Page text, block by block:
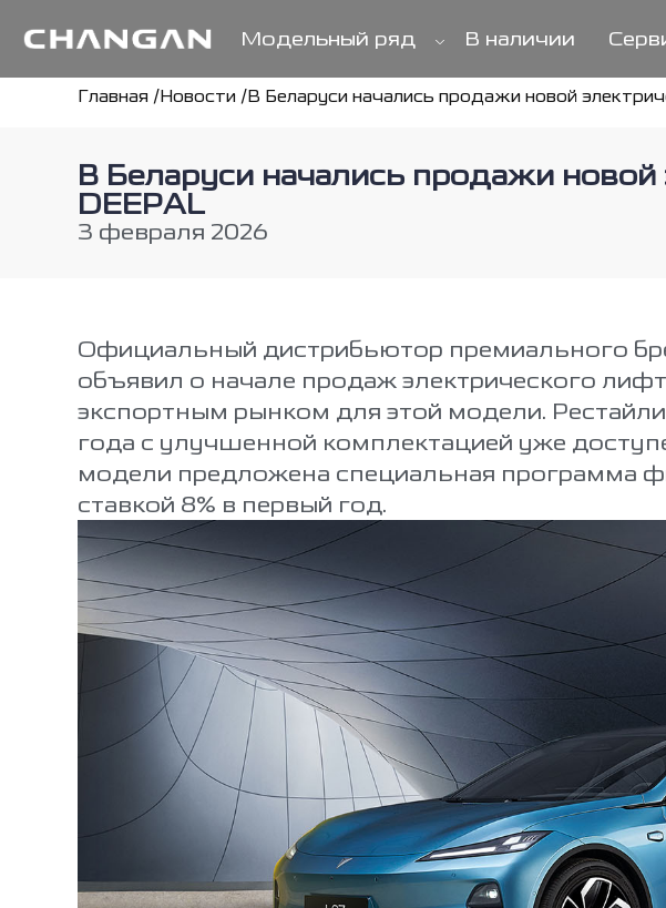
Модельный ряд В наличии
Главная /Новости /В Беларуси начались продажи новой
В Беларуси начались продажи
DEEPAL
3 февраля 2026
Официальный дистрибьютор премиального
объявил о начале продаж электрического
экспортным рынком для этой модели.
года с улучшенной комплектацией уже
модели предложена специальная программа
ставкой 8% в первый год.